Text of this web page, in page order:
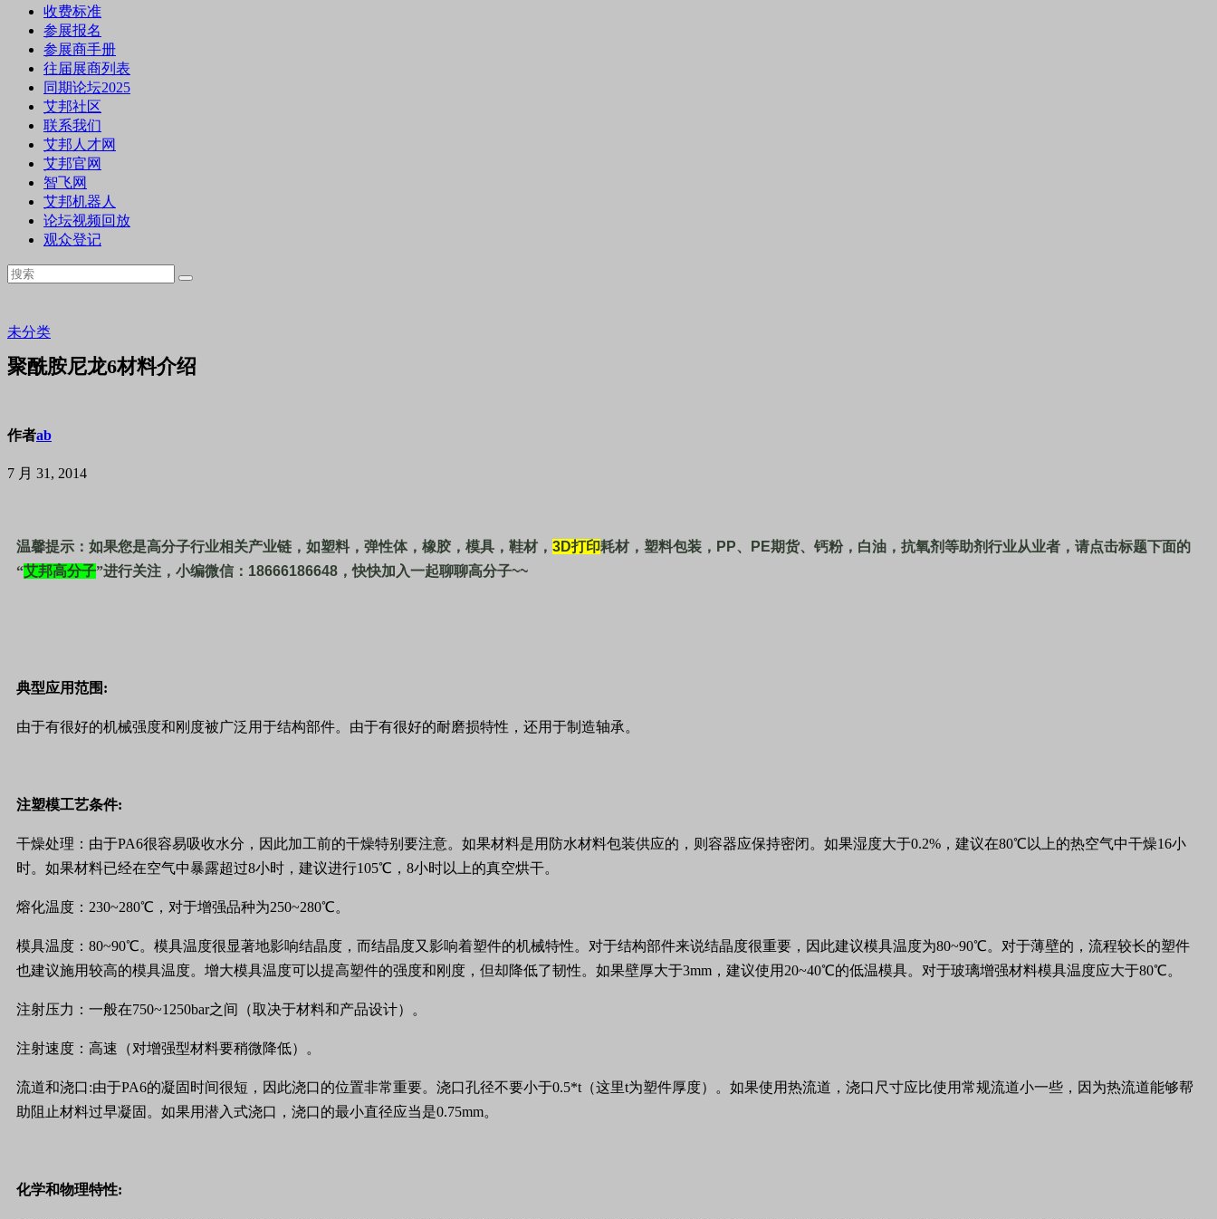
收费标准
参展报名
参展商手册
往届展商列表
同期论坛2025
艾邦社区
联系我们
艾邦人才网
艾邦官网
智飞网
艾邦机器人
论坛视频回放
观众登记
未分类
聚酰胺尼龙6材料介绍
作者ab
7 月 31, 2014
温馨提示：如果您是高分子行业相关产业链，如塑料，弹性体，橡胶，模具，鞋材， 3D打印耗材，塑料包装， PP、 PE期货、钙粉，白油，抗氧剂等助剂行业从业者，请点击标题下面的
“艾邦高分子”进行关注，小编微信： 18666186648 ，快快加入一起聊聊高分子~~
典型应用范围:
由于有很好的机械强度和刚度被广泛用于结构部件。由于有很好的耐磨损特性，还用于制造轴承。
注塑模工艺条件:
干燥处理：由于PA6很容易吸收水分，因此加工前的干燥特别要注意。如果材料是用防水材料包装供应的，则容器应保持密闭。如果湿度大于0.2%，建议在80℃以上的热空气中干燥16小
时。如果材料已经在空气中暴露超过8小时，建议进行105℃，8小时以上的真空烘干。
熔化温度：230~280℃，对于增强品种为250~280℃。
模具温度：80~90℃。模具温度很显著地影响结晶度，而结晶度又影响着塑件的机械特性。对于结构部件来说结晶度很重要，因此建议模具温度为80~90℃。对于薄壁的，流程较长的塑件
也建议施用较高的模具温度。增大模具温度可以提高塑件的强度和刚度，但却降低了韧性。如果壁厚大于3mm，建议使用20~40℃的低温模具。对于玻璃增强材料模具温度应大于80℃。
注射压力：一般在750~1250bar之间（取决于材料和产品设计）。
注射速度：高速（对增强型材料要稍微降低）。
流道和浇口:由于PA6的凝固时间很短，因此浇口的位置非常重要。浇口孔径不要小于0.5*t（这里t为塑件厚度）。如果使用热流道，浇口尺寸应比使用常规流道小一些，因为热流道能够帮
助阻止材料过早凝固。如果用潜入式浇口，浇口的最小直径应当是0.75mm。
化学和物理特性: